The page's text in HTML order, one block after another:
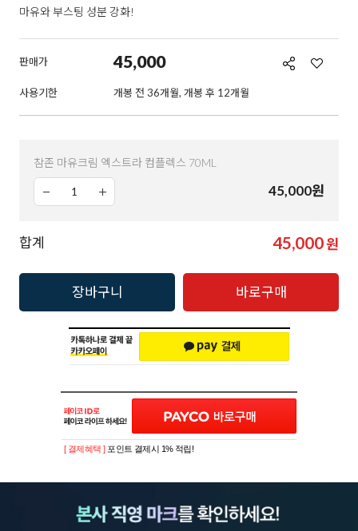
마유와 부스팅 성분 강화!
판매가 45,000
사용기한 개봉 전 36개월, 개봉 후 12개월
참존 마유크림 엑스트라 컴플렉스 70ML
45,000원
합계 45,000원
장바구니 바로구매
[ 결제혜택 ] 포인트 결제시 1% 적립!